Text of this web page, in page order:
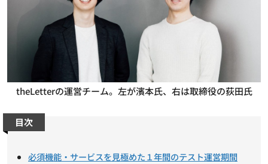
theLetterの運営チーム。左が濱本氏、右は取締役の荻田氏
目次
必須機能・サービスを見極めた１年間のテスト運営期間